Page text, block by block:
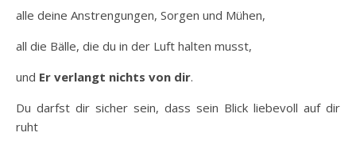
alle deine Anstrengungen, Sorgen und Mühen,
all die Bälle, die du in der Luft halten musst,
und Er verlangt nichts von dir.
Du darfst dir sicher sein, dass sein Blick liebevoll auf dir
ruht